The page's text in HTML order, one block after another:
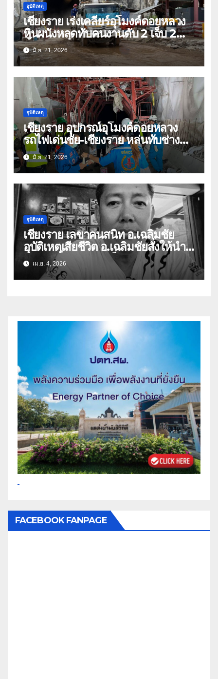
อุบัติเหตุ
เชียงราย เร่งเคลียร์อุโมงค์ดอยหลวง
หินผนังหลุดทับคนงานดับ 2 เจ็บ 2
ทั้งหมดล้วนคนกาญจนบุรี-เมียนมา
มิ.ย. 21, 2026
อุบัติเหตุ
เชียงราย อุปกรณ์อุโมงค์ดอยหลวง
รถไฟเด่นชัย-เชียงราย หล่นทับช่าง
เสียชีวิต 2 ราย สาหัส 2
มิ.ย. 21, 2026
อุบัติเหตุ
เชียงราย เลขาคนสนิท อ.เฉลิมชัย
อุบัติเหตุเสียชีวิต อ.เฉลิมชัยสั่งให้นำ
ร่างเผาที่วัดร่องขุ่นเป็นศพแรก
เม.ย. 4, 2026
FACEBOOK FANPAGE